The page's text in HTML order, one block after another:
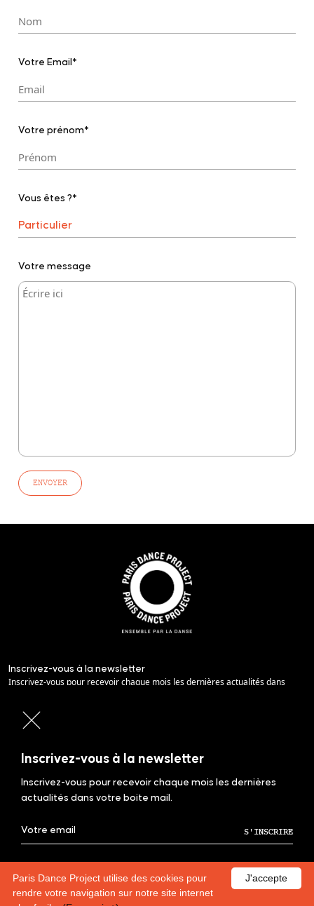
Votre Email*
Votre prénom*
Vous êtes ?*
Votre message
ENVOYER
Inscrivez-vous à la newsletter
Inscrivez-vous pour recevoir chaque mois les dernières
actualités dans votre boite mail.
EN VOUS INSCRIVANT, VOUS ACCEPTEZ DE RECEVOIR NOTRE NEWSLETTER,
CONFORMÉMENT À NOTRE POLITIQUE DE CONFIDENTIALITÉ.
CONTACT
MENTIONS LÉGALES
POLITIQUE DE CONFIDENTIALITÉ
SUIVEZ-NOUS
Inscrivez-vous à la newsletter
Inscrivez-vous pour recevoir chaque mois les dernières actualités dans
En vous inscrivant, vous acceptez de recevoir notre newsletter,
© copyright parisdanceproject.org - 2026 | powered byInside Web
J'accepte
Paris Dance Project utilise des cookies pour
rendre votre navigation sur notre site internet